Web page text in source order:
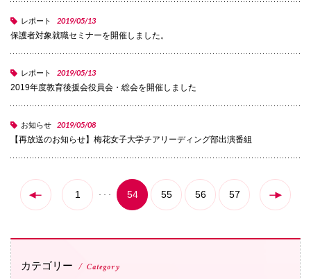
072-643-6566
BCCS 梅花メール 入学前プログラム
レポート 2019/05/13
保護者対象就職セミナーを開催しました。
レポート 2019/05/13
2019年度教育後援会役員会・総会を開催しました
お知らせ 2019/05/08
【再放送のお知らせ】梅花女子大学チアリーディング部出演番組
1 54 55 56 57
カテゴリー Category